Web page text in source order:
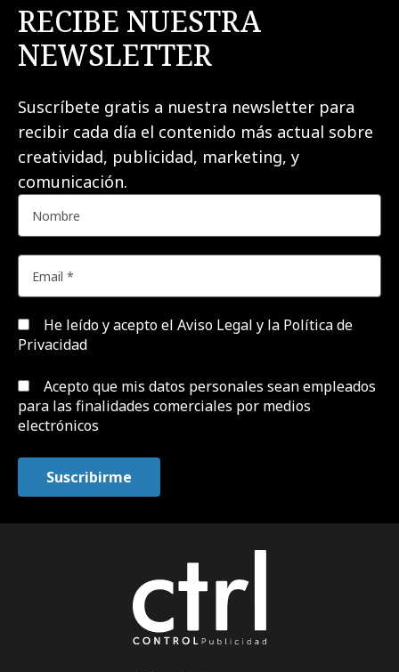
RECIBE NUESTRA
NEWSLETTER
Suscríbete gratis a nuestra newsletter para
recibir cada día el contenido más actual sobre
creatividad, publicidad, marketing, y
comunicación.
He leído y acepto el Aviso Legal y la Política de
Privacidad
Acepto que mis datos personales sean empleados
para las finalidades comerciales por medios
electrónicos